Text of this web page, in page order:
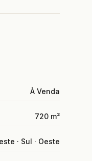
À Venda
720 m²
· Sul · Oeste